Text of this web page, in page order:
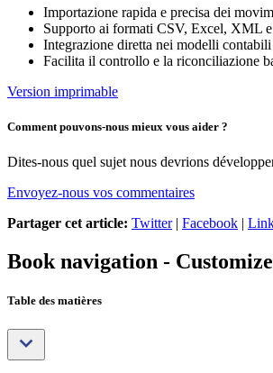
Importazione rapida e precisa dei
Supporto ai formati CSV, Excel, XML
Integrazione diretta nei modelli contabili
Facilita il controllo e la riconciliazione
Version imprimable
Comment pouvons-nous mieux vous aider ?
Dites-nous quel sujet nous devrions
Envoyez-nous vos commentaires
Partager cet article: Twitter| Facebook |
Book navigation -
Table des matières